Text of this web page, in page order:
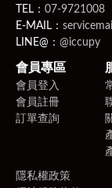
購人之以下四樣
電話、電子發票
2、新品瑕疵、
起算七天（含例
TEL： 07-9721008
E-MAIL：
LINE@： @iccupy
會員專區
會員登入
會員註冊
訂單查詢
隱私權政策